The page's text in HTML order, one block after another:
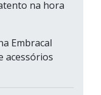
na hora
Embracal
acessórios